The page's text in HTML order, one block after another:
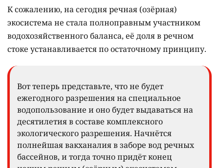
К сожалению, на сегодня речная (озёрная)
экосистема не стала полноправным участником
водохозяйственного баланса, её доля в речном
стоке устанавливается по остаточному принципу.
Вот теперь представьте, что не будет
ежегодного разрешения на специальное
водопользование и оно будет выдаваться на
десятилетия в составе комплексного
экологического разрешения. Начнётся
полнейшая вакханалия в заборе вод речных
бассейнов, и тогда точно придёт конец